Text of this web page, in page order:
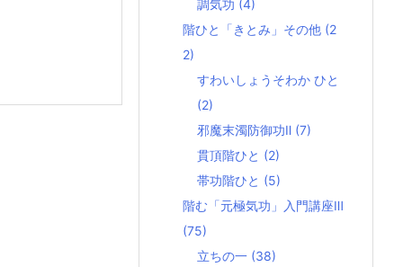
調気功 (4)
階ひと「きとみ」その他 (2
2)
すわいしょうそわか ひと
(2)
邪魔末濁防御功Ⅱ (7)
貫頂階ひと (2)
帯功階ひと (5)
階む「元極気功」入門講座Ⅲ
(75)
立ちの一 (38)